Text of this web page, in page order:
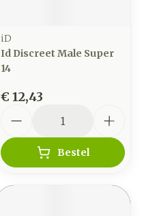
iD
Id Discreet Male Super
14
€ 12,43
Bestel